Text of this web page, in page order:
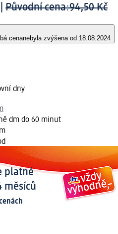
Původní cena:94,50 Kč
cenanebyla zvýšena od 18.08.2024
dny
dm do 60 minut
platné
měsíců